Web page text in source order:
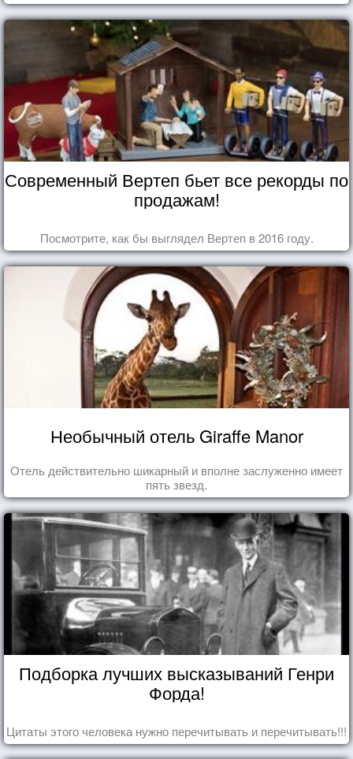
Современный Вертеп бьет все рекорды по
продажам!
Посмотрите, как бы выглядел Вертеп в 2016 году.
Необычный отель Giraffe Manor
Отель действительно шикарный и вполне заслуженно имеет
пять звезд.
Подборка лучших высказываний Генри
Форда!
Цитаты этого человека нужно перечитывать и перечитывать!!!